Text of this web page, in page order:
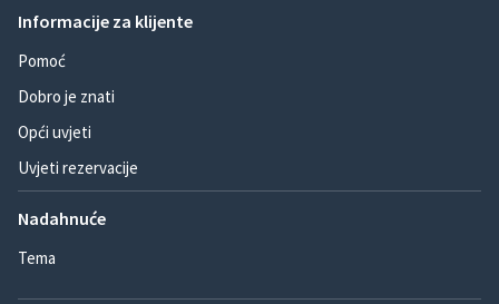
Informacije za klijente
Pomoć
Dobro je znati
Opći uvjeti
Uvjeti rezervacije
Nadahnuće
Tema